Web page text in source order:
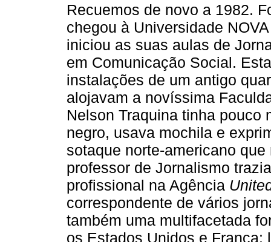
Recuemos de novo a 1982.
chegou à Universidade
iniciou as suas aulas de
em Comunicação Social.
instalações de um antigo
alojavam a novíssima
Nelson Traquina tinha pouco
negro, usava mochila e
sotaque norte-americano
professor de Jornalismo
profissional na Agência
correspondente de vários
também uma multifacetada
os Estados Unidos e